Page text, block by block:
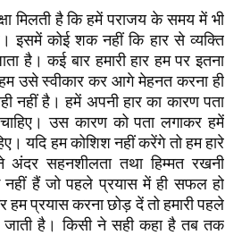
मिलती है कि हमें पराजय के समय में भी
इसमें कोई शक नहीं कि हार से व्यक्ति
है। कई बार हमारी हार हम पर इतना
उसे स्वीकार कर आगे मेहनत करना ही
नहीं है। हमें अपनी हार का कारण पता
उस कारण को पता लगाकर हमें
यदि हम कोशिश नहीं करेंगे तो हम हारे
सहनशीलता तथा हिम्मत रखनी
नहीं हैं जो पहले प्रयास में ही सफल हो
हम प्रयास करना छोड़ दें तो हमारी पहले
जाती है। किसी ने सही कहा है तब तक